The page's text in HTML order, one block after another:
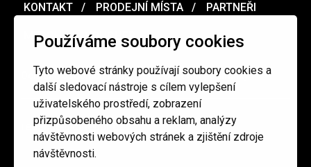
Používáme soubory cookies
Tyto webové stránky používají soubory cookies a
další sledovací nástroje s cílem vylepšení
uživatelského prostředí, zobrazení
přizpůsobeného obsahu a reklam, analýzy
návštěvnosti webových stránek a zjištění zdroje
návštěvnosti.
KONTAKT PRODEJNÍ MÍSTA PARTNEŘI
MERCH VOUCHER
Ochrana osobních údajů / Obchodní podmínky
redakce@cinepur.cz